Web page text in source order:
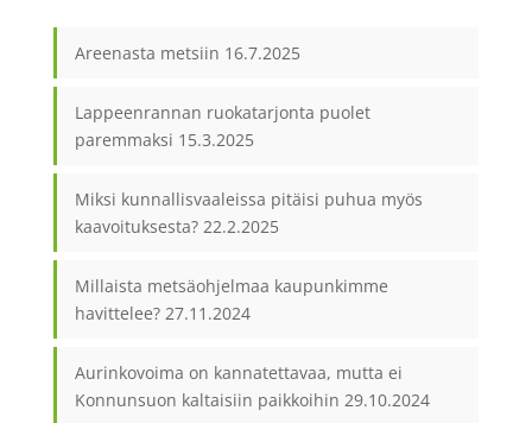
Areenasta metsiin 16.7.2025
Lappeenrannan ruokatarjonta puolet
paremmaksi 15.3.2025
Miksi kunnallisvaaleissa pitäisi puhua myös
kaavoituksesta? 22.2.2025
Millaista metsäohjelmaa kaupunkimme
havittelee? 27.11.2024
Aurinkovoima on kannatettavaa, mutta ei
Konnunsuon kaltaisiin paikkoihin 29.10.2024